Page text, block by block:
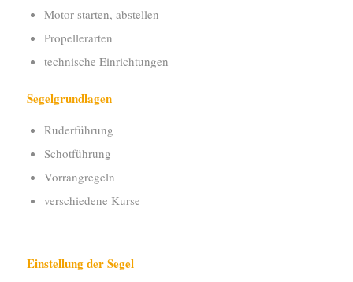
Motor starten, abstellen
Propellerarten
technische Einrichtungen
Segelgrundlagen
Ruderführung
Schotführung
Vorrangregeln
verschiedene Kurse
Einstellung der Segel